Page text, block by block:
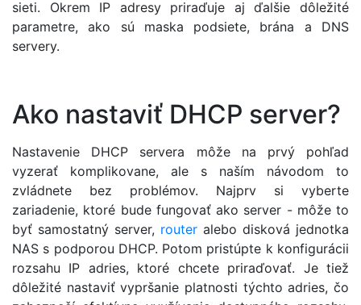
sieti. Okrem IP adresy priraďuje aj ďalšie dôležité
parametre, ako sú maska podsiete, brána a DNS
servery.
Ako nastaviť DHCP server?
Nastavenie DHCP servera môže na prvý pohľad
vyzerať komplikovane, ale s naším návodom to
zvládnete bez problémov. Najprv si vyberte
zariadenie, ktoré bude fungovať ako server - môže to
byť samostatný server, router alebo disková jednotka
NAS s podporou DHCP. Potom pristúpte k konfigurácii
rozsahu IP adries, ktoré chcete priraďovať. Je tiež
dôležité nastaviť vypršanie platnosti týchto adries, čo